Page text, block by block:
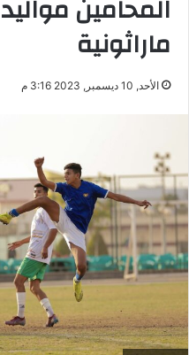
ماراثونية
الأحد, 10 ديسمبر, 2023 3:16 م